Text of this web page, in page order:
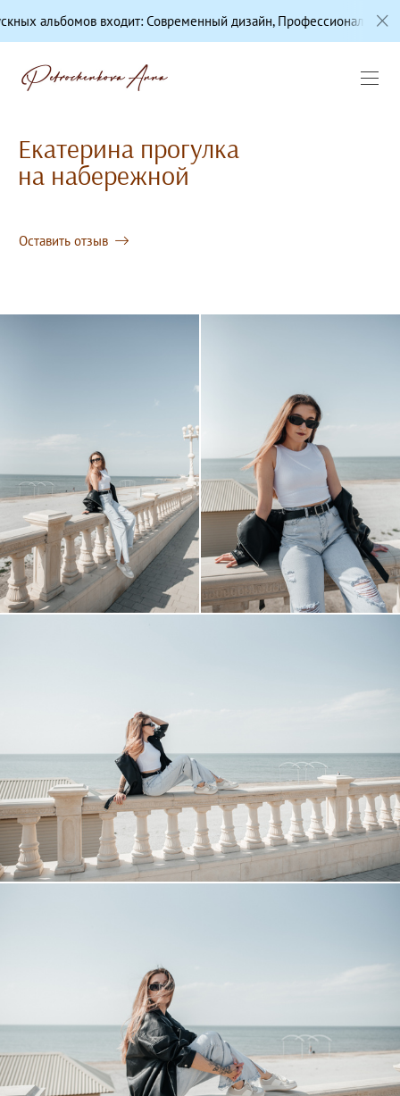
входит: Современный дизайн, Профессиональная
Екатерина прогулка
на набережной
Оставить отзыв